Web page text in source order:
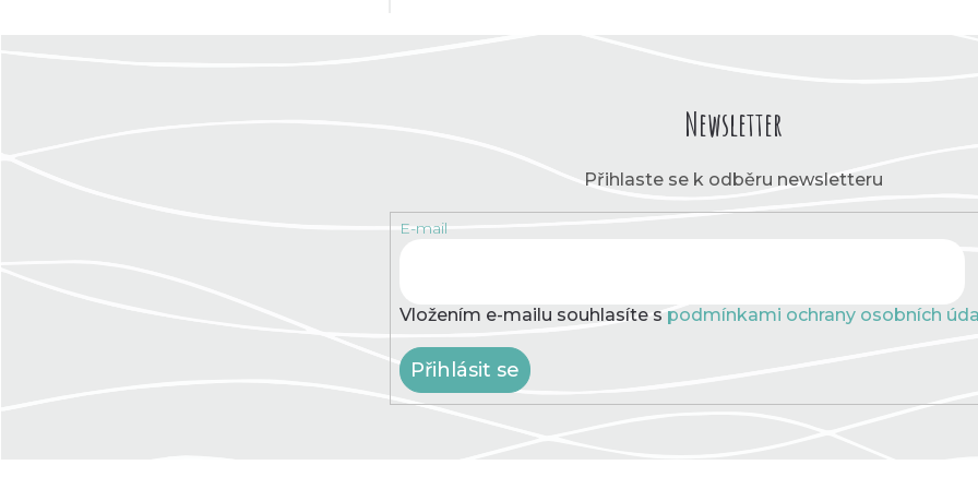
Newsletter
Přihlaste se k odběru newsletteru
E-mail
Vložením e-mailu souhlasíte s podmínkami ochrany osobních
Přihlásit se